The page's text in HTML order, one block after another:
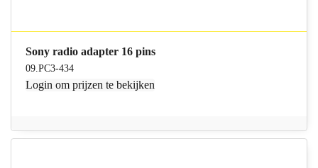
Sony radio adapter 16 pins
09.PC3-434
Login om prijzen te bekijken